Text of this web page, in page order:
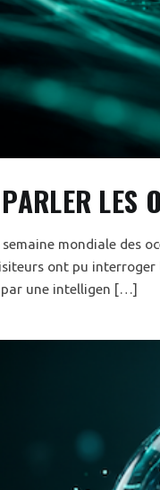
LES
mondiale des
ont pu
une intelligen […]